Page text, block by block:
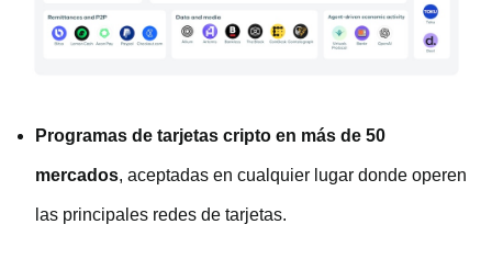
Programas de tarjetas cripto en más de 50
mercados, aceptadas en cualquier lugar donde operen
las principales redes de tarjetas.